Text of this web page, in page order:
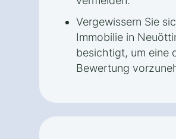
Vergewissern Sie
Immobilie in
besichtigt, um eine
Bewertung